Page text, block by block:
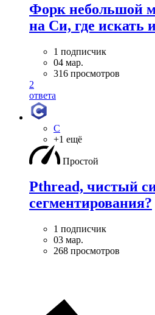
Форк небольшой
на Си, где искать
1 подписчик
04 мар.
316 просмотров
2
ответа
C
+1 ещё
Простой
Pthread, чистый
сегментирования?
1 подписчик
03 мар.
268 просмотров